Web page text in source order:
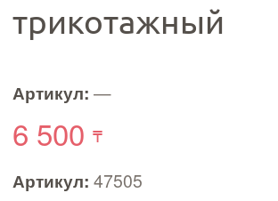
трикотажный
Артикул: —
6 500
Артикул: 47505